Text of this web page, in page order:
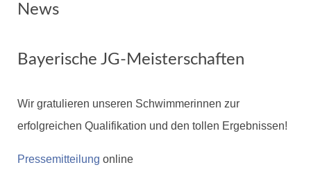
News
Bayerische JG-Meisterschaften
Wir gratulieren unseren Schwimmerinnen zur
erfolgreichen Qualifikation und den tollen Ergebnissen!
Pressemitteilung online